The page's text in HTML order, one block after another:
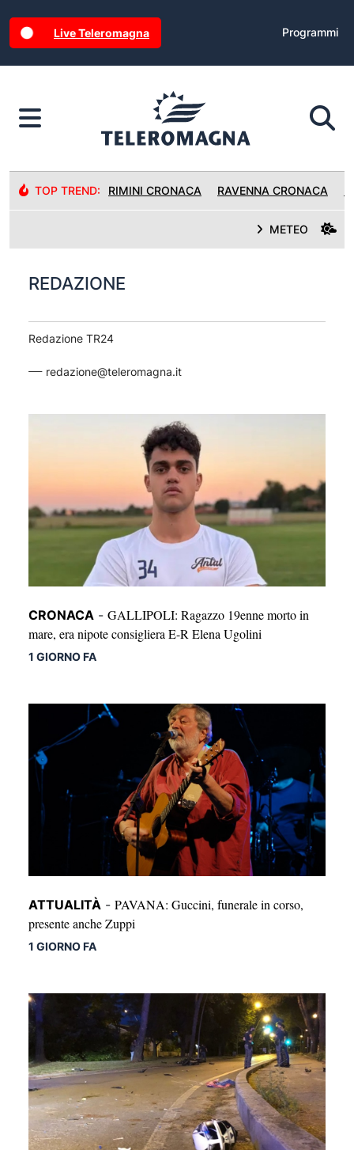
Live Teleromagna Programmi
TOP TREND: RIMINI CRONACA RAVENNA CRONACA
METEO
REDAZIONE
Redazione TR24
redazione@teleromagna.it
CRONACA - GALLIPOLI: Ragazzo 19enne morto in
mare, era nipote consigliera E-R Elena Ugolini
1 GIORNO FA
ATTUALITÀ - PAVANA: Guccini, funerale in corso,
presente anche Zuppi
1 GIORNO FA